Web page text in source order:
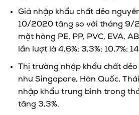
Giá nhập khẩu chất dẻo
10/2020 tăng so với tháng 9/
mặt hàng PE, PP, PVC, EVA,
lần lượt là 4,6%; 3,3%; 10,7%;
Thị trường nhập khẩu chất
như Singapore, Hàn Quốc,
nhập khẩu trung bình trong
tăng 3,3%.